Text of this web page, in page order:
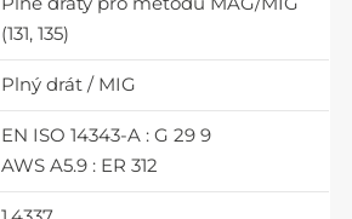
(131, 135)
Plný drát / MIG
EN ISO 14343-A : G 29 9
AWS A5.9 : ER 312